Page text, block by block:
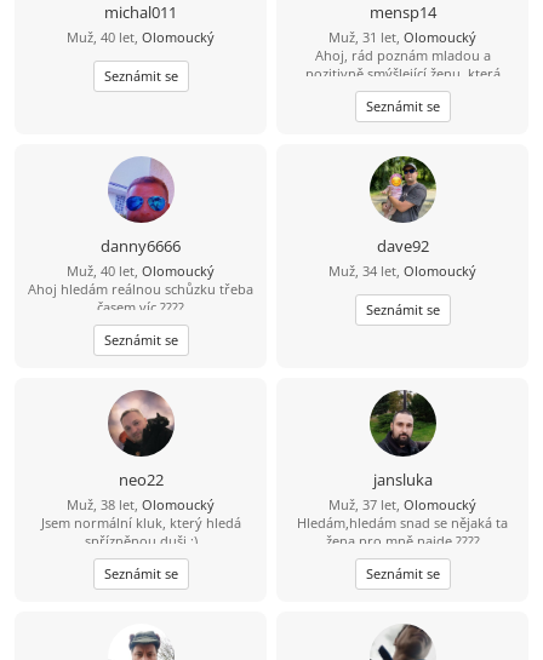
michal011
Muž, 40 let, Olomoucký
Seznámit se
mensp14
Muž, 31 let, Olomoucký
Ahoj, rád poznám mladou a
pozitivně smýšlející ženu, která
nezkazí žádnou legraci.
Seznámit se
danny6666
Muž, 40 let, Olomoucký
Ahoj hledám reálnou schůzku třeba
časem víc ????
Seznámit se
dave92
Muž, 34 let, Olomoucký
Seznámit se
neo22
Muž, 38 let, Olomoucký
Jsem normální kluk, který hledá
spřízněnou duši :)
Seznámit se
jansluka
Muž, 37 let, Olomoucký
Hledám,hledám snad se nějaká ta
žena pro mně najde ????
Seznámit se